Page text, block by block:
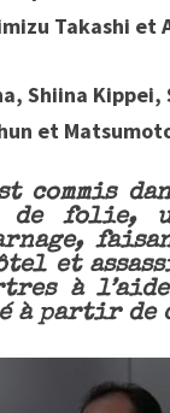
Takashi et
Shiina
et
commis
de folie,
et
à l’aide
à partir de